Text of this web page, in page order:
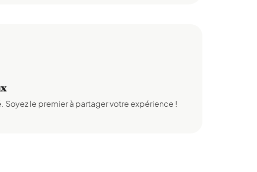
le premier à partager votre expérience !